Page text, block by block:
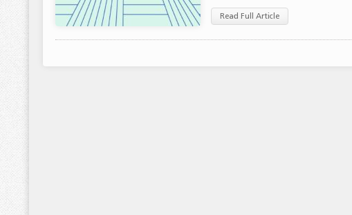
Read Full Article